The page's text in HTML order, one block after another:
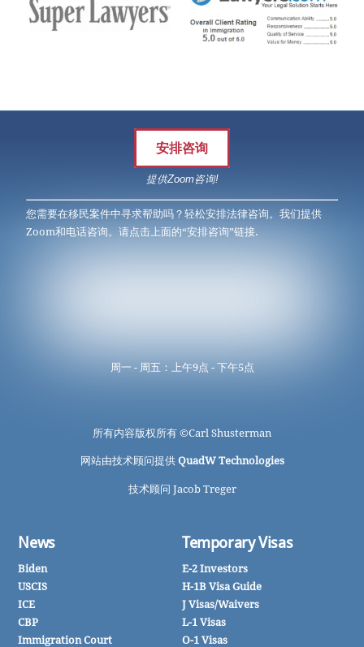
安排咨询
提供Zoom咨询!
您需要在移民案件中寻求帮助吗？轻松安排法律咨询。我们提供
Zoom和电话咨询。请点击上面的“安排咨询”链接.
周一 - 周五：上午9点 - 下午5点
所有内容版权所有 ©Carl Shusterman
网站由技术顾问提供 QuadW Technologies
技术顾问 Jacob Treger
News
Biden
USCIS
ICE
CBP
Immigration Court
Temporary Visas
E-2 Investors
H-1B Visa Guide
J Visas/Waivers
L-1 Visas
O-1 Visas